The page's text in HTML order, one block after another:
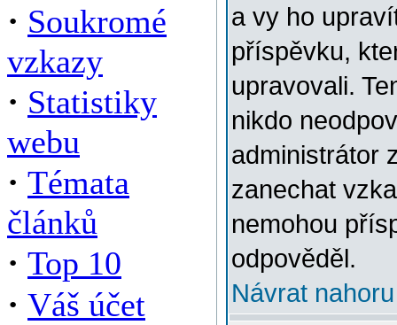
· Soukromé
vzkazy
· Statistiky
webu
· Témata
článků
· Top 10
· Váš účet
a vy ho
příspěvku,
upravovali.
nikdo
administrátor
zanechat
nemohou
odpověděl.
Návrat nahoru